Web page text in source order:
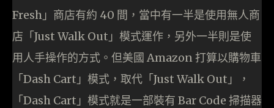
Fresh」商店有約 40 間，當中有一半是使用無人商
店「Just Walk Out」模式運作，另外一半則是使
用人手操作的方式。但美國 Amazon 打算以購物車
「Dash Cart」模式，取代「Just Walk Out」，
「Dash Cart」模式就是一部裝有 Bar Code 掃描器